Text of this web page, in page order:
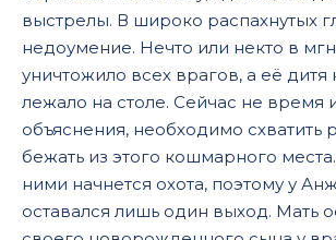
выстрелы. В широко распахнутых
недоумение. Нечто или некто в
уничтожило всех врагов, а её
лежало на столе. Сейчас не время
объяснения, необходимо схватить
бежать из этого кошмарного
ними начнется охота, поэтому у
оставался лишь один выход. Мать